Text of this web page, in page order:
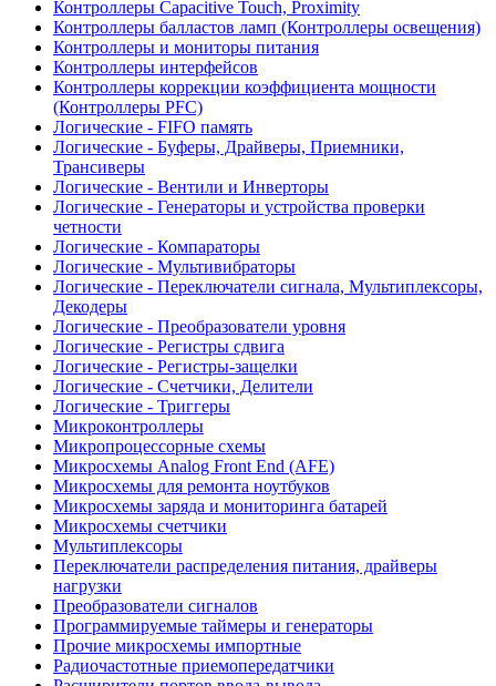
Контроллеры Capacitive Touch, Proximity
Контроллеры балластов ламп (Контроллеры освещения)
Контроллеры и мониторы питания
Контроллеры интерфейсов
Контроллеры коррекции коэффициента мощности
(Контроллеры PFC)
Логические - FIFO память
Логические - Буферы, Драйверы, Приемники,
Трансиверы
Логические - Вентили и Инверторы
Логические - Генераторы и устройства проверки
четности
Логические - Компараторы
Логические - Мультивибраторы
Логические - Переключатели сигнала, Мультиплексоры,
Декодеры
Логические - Преобразователи уровня
Логические - Регистры сдвига
Логические - Регистры-защелки
Логические - Счетчики, Делители
Логические - Триггеры
Микроконтроллеры
Микропроцессорные схемы
Микросхемы Analog Front End (AFE)
Микросхемы для ремонта ноутбуков
Микросхемы заряда и мониторинга батарей
Микросхемы счетчики
Мультиплексоры
Переключатели распределения питания, драйверы
нагрузки
Преобразователи сигналов
Программируемые таймеры и генераторы
Прочие микросхемы импортные
Радиочастотные приемопередатчики